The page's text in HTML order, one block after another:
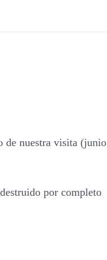
de nuestra visita (junio
por completo